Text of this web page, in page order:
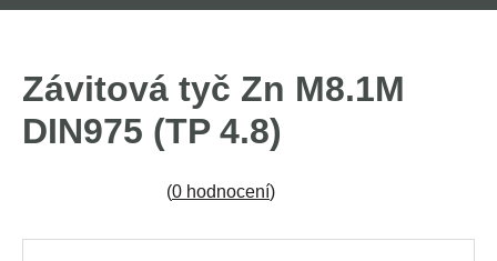
Závitová tyč Zn M8.1M
DIN975 (TP 4.8)
(0 hodnocení)